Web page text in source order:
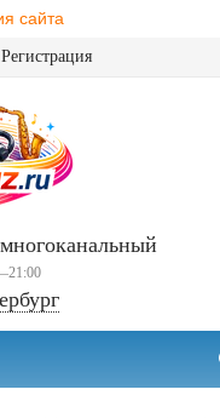
сайта
Регистрация
многоканальный